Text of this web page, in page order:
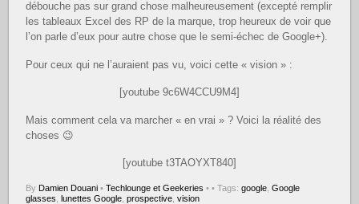
débouche pas sur grand chose malheureusement (excepté remplir
les tableaux Excel des RP de la marque, trop heureux de voir que
l’on parle d’eux pour autre chose que le semi-échec de Google+).
Pour ceux qui ne l’auraient pas vu, voici cette « vision » :
[youtube 9c6W4CCU9M4]
Mais comment cela va marcher « en vrai » ? Voici la réalité des
choses 😉
[youtube t3TAOYXT840]
By Damien Douani • Techlounge et Geekeries • • Tags:google ,Google
glasses ,lunettes Google ,prospective ,vision